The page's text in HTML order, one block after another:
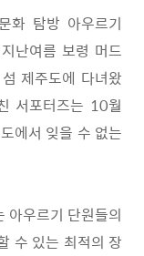
화 탐방 아우르기
난여름 보령 머드
제주도에 다녀왔
서포터즈는 10월
에서 잊을 수 없는
아우르기 단원들의
수 있는 최적의 장